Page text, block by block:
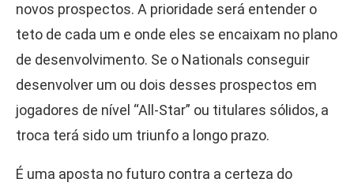
novos prospectos. A prioridade será entender o
teto de cada um e onde eles se encaixam no plano
de desenvolvimento. Se o Nationals conseguir
desenvolver um ou dois desses prospectos em
jogadores de nível “All-Star” ou titulares sólidos, a
troca terá sido um triunfo a longo prazo.
É uma aposta no futuro contra a certeza do